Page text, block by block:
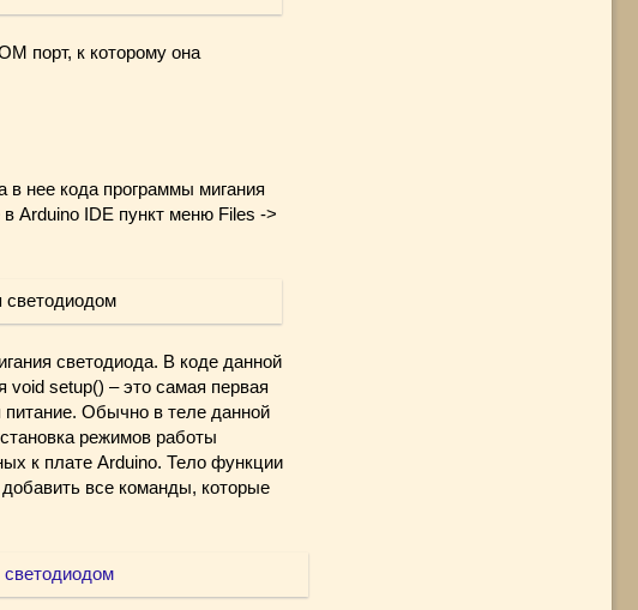
порт, к которому она
в нее кода программы мигания
Arduino IDE пункт меню Files ->
светодиода. В коде данной
void setup() – это самая первая
питание. Обычно в теле данной
режимов работы
к плате Arduino. Тело функции
все команды, которые